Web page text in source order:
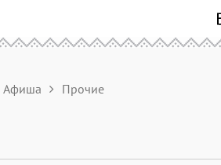
Афиша Прочие